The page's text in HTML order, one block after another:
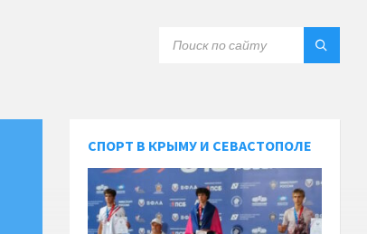
СПОРТ В КРЫМУ И СЕВАСТОПОЛЕ